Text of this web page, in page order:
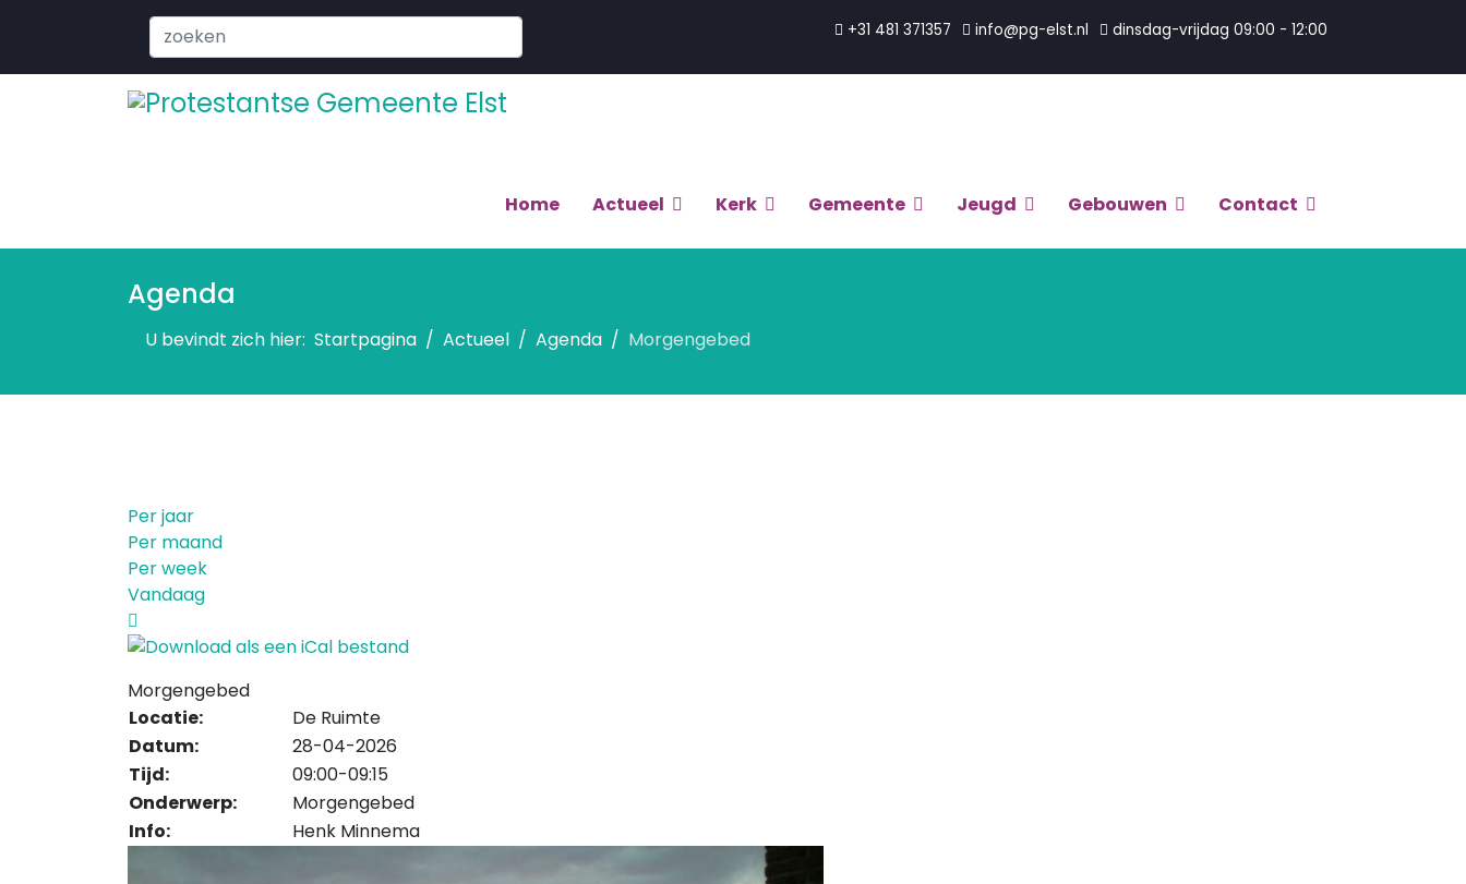
Search
...
+31 481 371357 info@pg-elst.nl dinsdag-vrijdag 09:00 - 12:00
Home Actueel Kerk Gemeente Jeugd Gebouwen Contact
Agenda
U bevindt zich hier: Startpagina Actueel Agenda Morgengebed
Per jaar
Per maand
Per week
Vandaag
Morgengebed
Locatie:
De Ruimte
Datum:
28-04-2026
Tijd:
09:00-09:15
Onderwerp:
Morgengebed
Info:
Henk Minnema